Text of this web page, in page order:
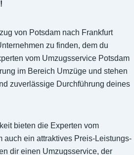
von Potsdam nach Frankfurt
zu finden, dem du
vom Umzugsservice Potsdam
im Bereich Umzüge und stehen
zuverlässige Durchführung deines
bieten die Experten vom
auch ein attraktives Preis-Leistungs-
dir einen Umzugsservice, der